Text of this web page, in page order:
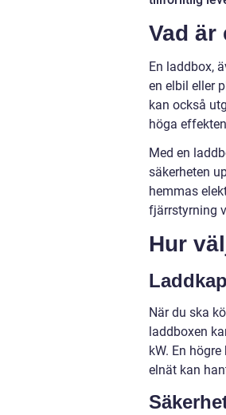
Vad är
En laddbox,
en elbil eller
kan också
höga
Med en
säkerheten
hemmas
fjärrstyrning
Hur
När du ska
laddboxen
kW. En
elnät kan